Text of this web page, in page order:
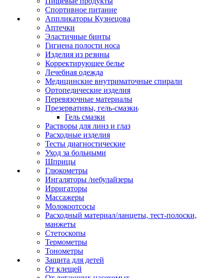
Спортивное питание
Аппликаторы Кузнецова
Аптечки
Эластичные бинты
Гигиена полости носа
Изделия из резины
Корректирующее белье
Лечебная одежда
Медицинские внутриматочные спирали
Ортопедические изделия
Перевязочные материалы
Презервативы, гель-смазки
Гель смазки
Растворы для линз и глаз
Расходные изделия
Тесты диагностические
Уход за больными
Шприцы
Глюкометры
Ингаляторы /небулайзеры
Ирригаторы
Массажеры
Молокоотсосы
Расходный материал/ланцеты, тест-полоски,
манжеты
Стетоскопы
Термометры
Тонометры
Защита для детей
От клещей